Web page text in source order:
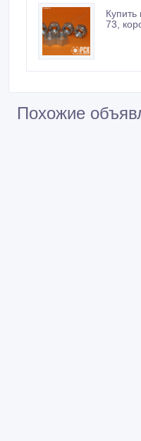
Купить
73,
Похожие